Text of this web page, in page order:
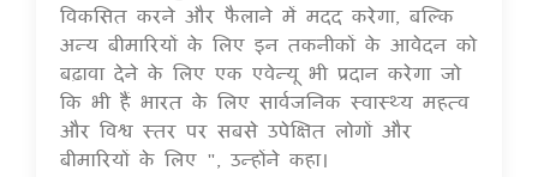
विकसित करने और फैलाने में मदद करेगा, बल्कि
अन्य बीमारियों के लिए इन तकनीकों के आवेदन को
बढ़ावा देने के लिए एक एवेन्यू भी प्रदान करेगा जो
कि भी हैं भारत के लिए सार्वजनिक स्वास्थ्य महत्व
और विश्व स्तर पर सबसे उपेक्षित लोगों और
बीमारियों के लिए ", उन्होंने कहा।